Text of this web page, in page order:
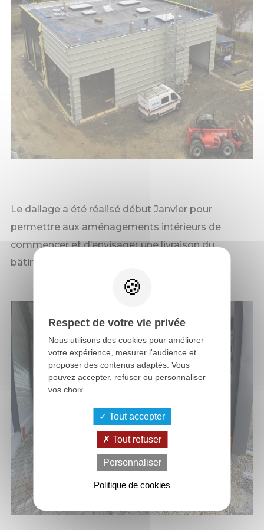
Le dallage a été réalisé début Janvier pour
permettre aux aménagements intérieurs de
commencer et d’envisager une livraison du
bâtiment en avril 2020.
Respect de votre vie privée
Nous utilisons des cookies pour améliorer
votre expérience, mesurer l'audience et
proposer des contenus adaptés. Vous
pouvez accepter, refuser ou personnaliser
vos choix.
Tout accepter
Tout refuser
Personnaliser
Politique de cookies